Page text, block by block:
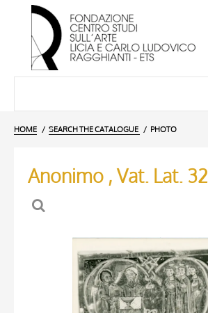
HOME SEARCH THE CATALOGUE PHOTO
Anonimo , Vat. Lat. 32